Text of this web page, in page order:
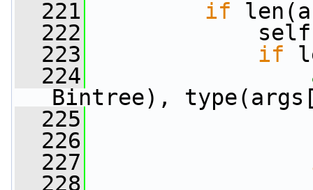
  221
if
  222
  223
if
  224
Bintree),
  225
  226
  227
  228